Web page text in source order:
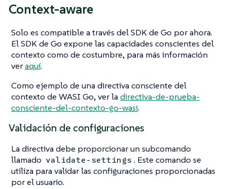
Context-aware
Solo es compatible a través del SDK de Go por ahora.
El SDK de Go expone las capacidades conscientes del
contexto como de costumbre, para más información
veraquí.
Como ejemplo de una directiva consciente del
contexto de WASI Go, ver la directiva-de-prueba-
consciente-del-contexto-go-wasi.
Validación de configuraciones
La directiva debe proporcionar un subcomando
llamado validate-settings . Este comando se
utiliza para validar las configuraciones proporcionadas
por el usuario.